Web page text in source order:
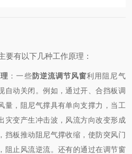
要有以下几种工作原理：
：一些防逆流调节风窗利用阻尼气
自动关闭。例如，通过开、合挡板调
量，阻尼气撑具有单向支撑力，当工
灾变产生冲击波，风流方向改变形成
挡板推动阻尼气撑收缩，使防突风门
阻止风流逆流。还有的通过在调节窗